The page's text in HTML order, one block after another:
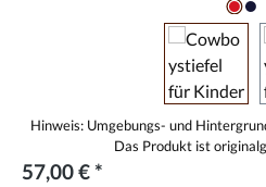
57,00 € *